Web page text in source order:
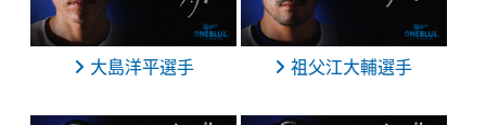
大島洋平選手 祖父江大輔選手